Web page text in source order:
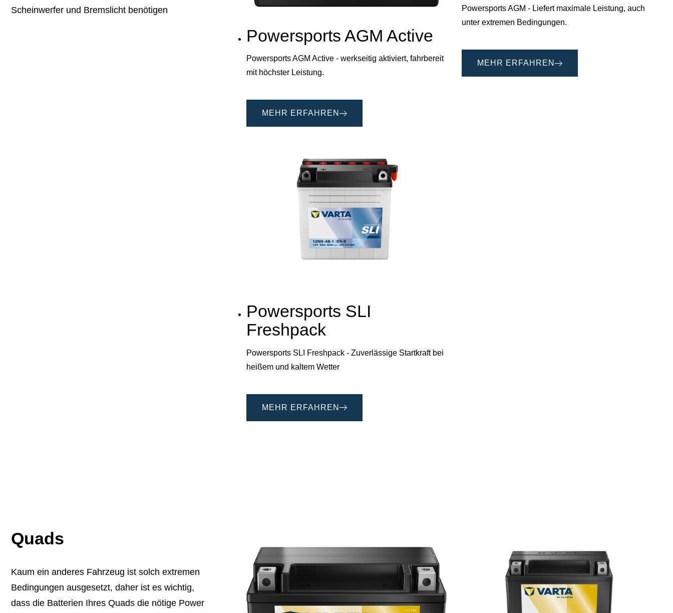
Scheinwerfer und Bremslicht benötigen
Powersports AGM Active
Powersports AGM Active - werkseitig aktiviert, fahrbereit
mit höchster Leistung.
MEHR ERFAHREN
Powersports AGM - Liefert maximale Leistung, auch
unter extremen Bedingungen.
MEHR ERFAHREN
Powersports SLI
Freshpack
Powersports SLI Freshpack - Zuverlässige Startkraft bei
heißem und kaltem Wetter
MEHR ERFAHREN
Quads
Kaum ein anderes Fahrzeug ist solch extremen
Bedingungen ausgesetzt, daher ist es wichtig,
dass die Batterien Ihres Quads die nötige Power